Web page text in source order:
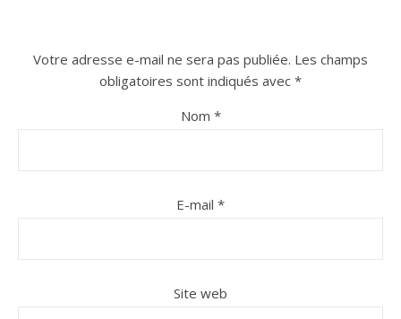
Votre adresse e-mail ne sera pas publiée. Les champs
obligatoires sont indiqués avec *
Nom *
E-mail *
Site web